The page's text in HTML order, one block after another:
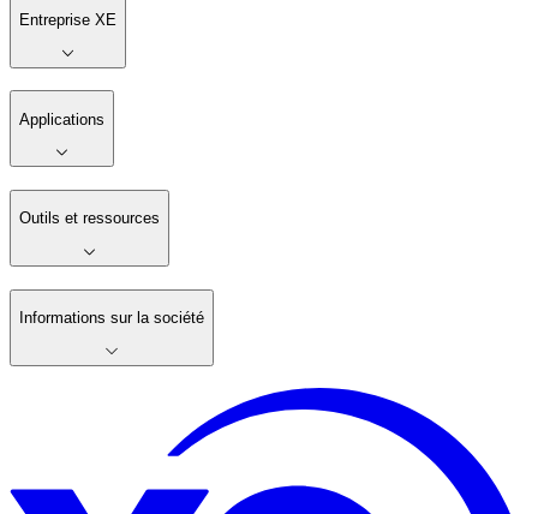
Entreprise XE
Applications
Outils et ressources
Informations sur la société